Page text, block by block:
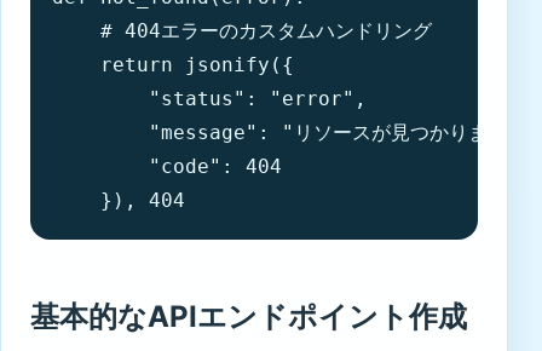
    # 404エラーのカスタムハンドリング
    return jsonify({
        "status": "error",
"message": "リソースが見つかりません
        "code": 404
    }), 404
基本的なAPIエンドポイント作成